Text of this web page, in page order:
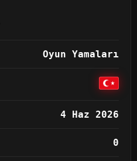
Oyun Yamaları
4 Haz 2026
0